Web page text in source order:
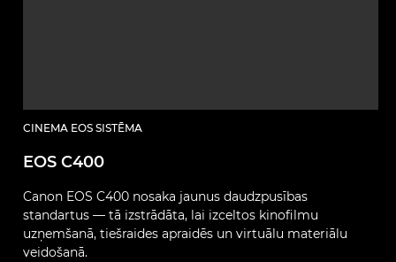
CINEMA EOS SISTĒMA
EOS C400
Canon EOS C400 nosaka jaunus daudzpusības
standartus — tā izstrādāta, lai izceltos kinofilmu
uzņemšanā, tiešraides apraidēs un virtuālu materiālu
veidošanā.